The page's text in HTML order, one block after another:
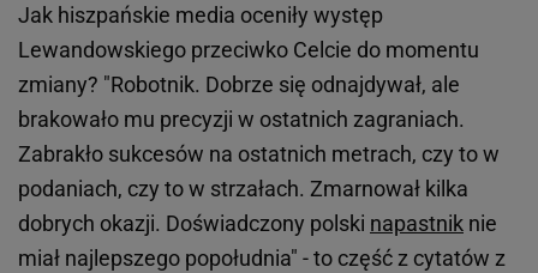
Jak hiszpańskie media oceniły występ
Lewandowskiego przeciwko Celcie do momentu
zmiany? "Robotnik. Dobrze się odnajdywał, ale
brakowało mu precyzji w ostatnich zagraniach.
Zabrakło sukcesów na ostatnich metrach, czy to w
podaniach, czy to w strzałach. Zmarnował kilka
dobrych okazji. Doświadczony polski napastnik nie
miał najlepszego popołudnia" - to część z cytatów z